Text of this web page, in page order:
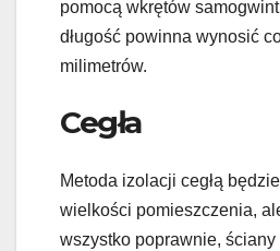
pomocą wkrętów
długość powinna wynosić
milimetrów.
Cegła
Metoda izolacji cegłą
wielkości pomieszczenia,
wszystko poprawnie,